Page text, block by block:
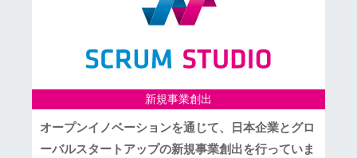
新規事業創出
オープンイノベーションを通じて、日本企業とグロ
ーバルスタートアップの新規事業創出を行っていま